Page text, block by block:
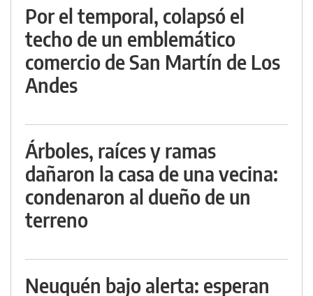
Por el temporal, colapsó el
techo de un emblemático
comercio de San Martín de Los
Andes
Árboles, raíces y ramas
dañaron la casa de una vecina:
condenaron al dueño de un
terreno
Neuquén bajo alerta: esperan